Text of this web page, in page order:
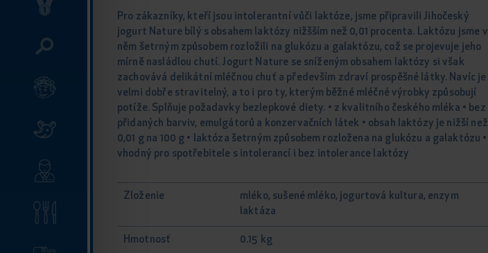
Pro zákazníky, kteří jsou intolerantní vůči laktóze, jsme připravili Jihočeský
jogurt Nature bílý s obsahem laktózy nižšším než 0,01 procenta. Laktózu jsme v
něm šetrným způsobem rozložili na glukózu a galaktózu, což se projevuje jeho
mírně nasládlou chutí. Jogurt Nature se sníženým obsahem laktózy si však
zachovává delikátní mléčnou chuť a především zdraví prospěšné látky. Navíc je
velmi dobře stravitelný, a to i pro ty, kterým běžné mléčné výrobky způsobují
potíže. Splňuje požadavky bezlepkové diety. • z kvalitního českého mléka • bez
přidaných barviv, emulgátorů a konzervačních látek • obsah laktózy je nižší než
0,01 g na 100 g • laktóza šetrným způsobem rozložena na glukózu a galaktózu •
vhodný pro spotřebitele s intolerancí i bez intolerance laktózy
Zloženie
mléko, sušené mléko, jogurtová kultura, enzym
laktáza
Hmotnosť 0.15 kg